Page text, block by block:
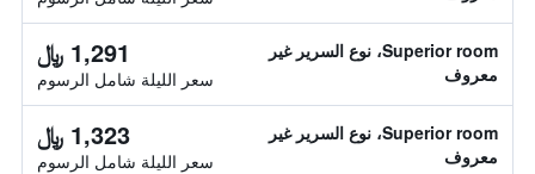
Superior room، نوع السرير غير
معروف
1,291 ﷼
سعر الليلة شامل الرسوم
Superior room، نوع السرير غير
معروف
1,323 ﷼
سعر الليلة شامل الرسوم